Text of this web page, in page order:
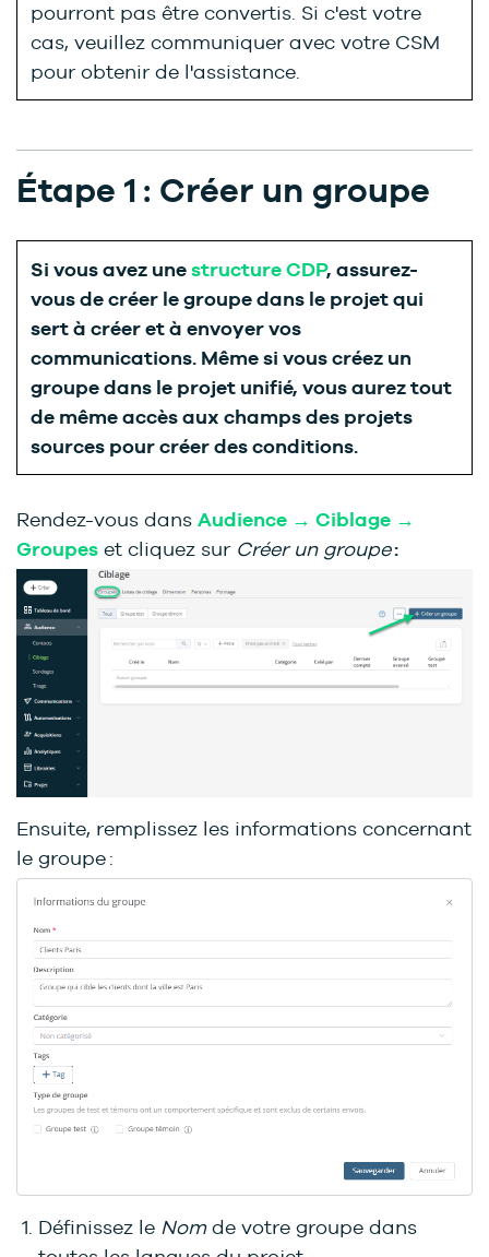
pourront pas être convertis. Si c'est votre
cas, veuillez communiquer avec votre CSM
pour obtenir de l'assistance.
Étape 1 : Créer un groupe
Si vous avez unestructure CDP, assurez-
vous de créer le groupe dans le projet qui
sert à créer et à envoyer vos
communications. Même si vous créez un
groupe dans le projet unifié, vous aurez tout
de même accès aux champs des projets
sources pour créer des conditions.
Rendez-vous dans Audience → Ciblage →
Groupes et cliquez sur Créer un groupe:
Ensuite, remplissez les informations concernant
le groupe :
Définissez le Nomde votre groupe dans